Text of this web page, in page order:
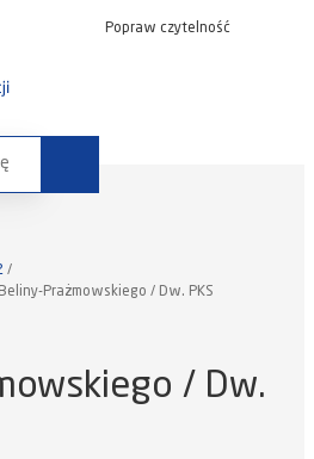
Popraw czytelność
Prażmowskiego / Dw. PKS
/ Dw.